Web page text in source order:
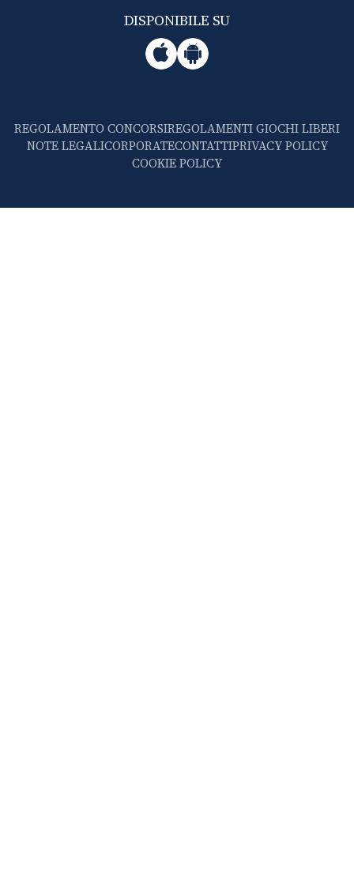
DISPONIBILE SU
REGOLAMENTO CONCORSIREGOLAMENTI GIOCHI LIBERI
NOTE LEGALICORPORATECONTATTIPRIVACY POLICY
COOKIE POLICY